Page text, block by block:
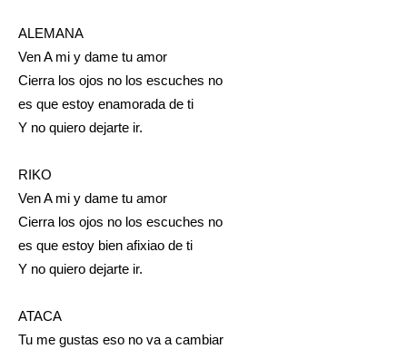
ALEMANA
Ven A mi y dame tu amor
Cierra los ojos no los escuches no
es que estoy enamorada de ti
Y no quiero dejarte ir.
RIKO
Ven A mi y dame tu amor
Cierra los ojos no los escuches no
es que estoy bien afixiao de ti
Y no quiero dejarte ir.
ATACA
Tu me gustas eso no va a cambiar